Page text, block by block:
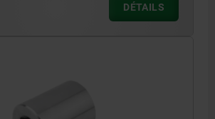
DÉTAILS